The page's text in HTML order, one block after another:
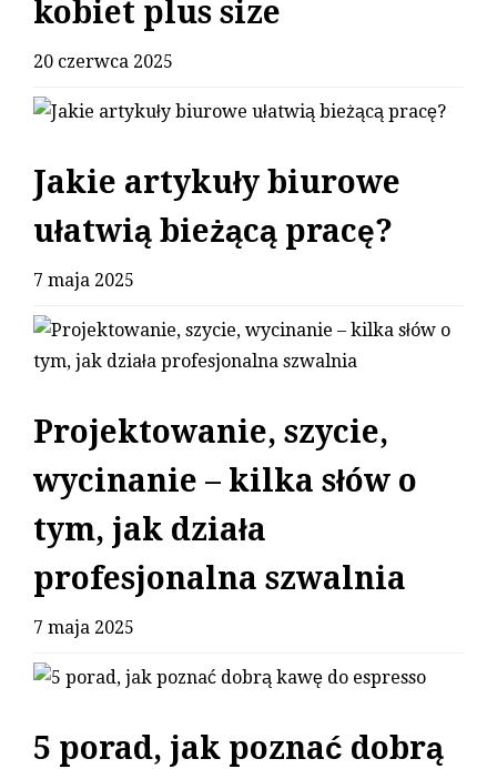
kobiet plus size
20 czerwca 2025
Jakie artykuły biurowe
ułatwią bieżącą pracę?
7 maja 2025
Projektowanie, szycie,
wycinanie – kilka słów o
tym, jak działa
profesjonalna szwalnia
7 maja 2025
5 porad, jak poznać dobrą